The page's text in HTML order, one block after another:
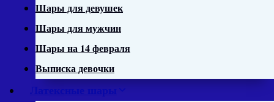
Шары для девушек
Шары для мужчин
Шары на 14 февраля
Выписка девочки
Латексные шары